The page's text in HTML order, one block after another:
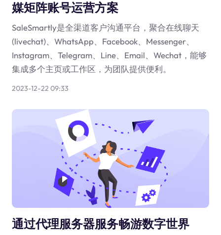
媒矩阵账号运营方案
SaleSmartly是全渠道客户沟通平台，聚合在线聊天
(livechat)、WhatsApp、Facebook、Messenger、
Instagram、Telegram、Line、Email、Wechat，能够
集成多个主页或工作区，为团队提供便利。
2023-12-22 09:33
通过代理服务器服务畅游数字世界